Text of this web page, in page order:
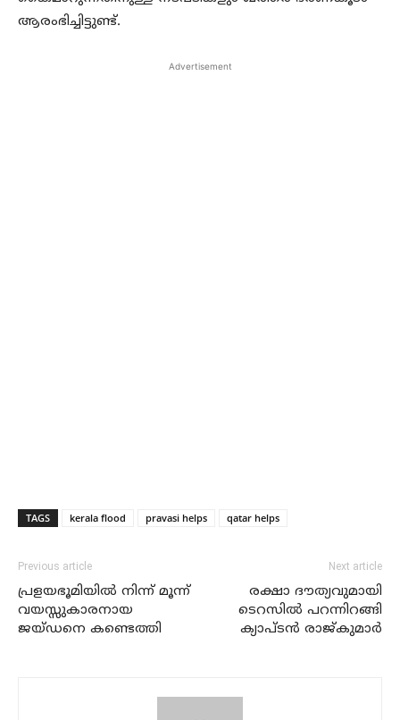
ആരംഭിച്ചിട്ടുണ്ട്.
Advertisement
TAGS kerala flood pravasi helps qatar helps
Previous article
പ്രളയഭൂമിയില്‍ നിന്ന് മൂന്ന്
വയസ്സുകാരനായ
ജയ്ഡനെ കണ്ടെത്തി
Next article
രക്ഷാ ദൗത്യവുമായി
ടെറസില്‍ പറന്നിറങ്ങി
ക്യാപ്ടന്‍ രാജ്‌കുമാര്‍